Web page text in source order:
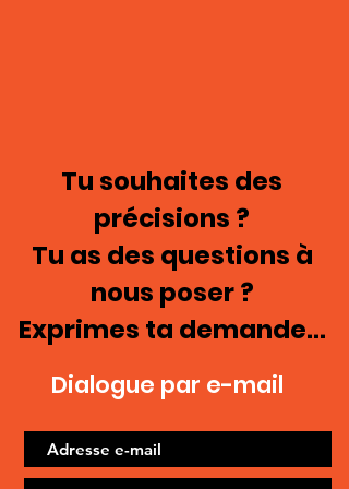
Tu souhaites des
précisions ?
Tu as des questions à
nous poser ?
Exprimes ta demande...
Dialogue par e-mail